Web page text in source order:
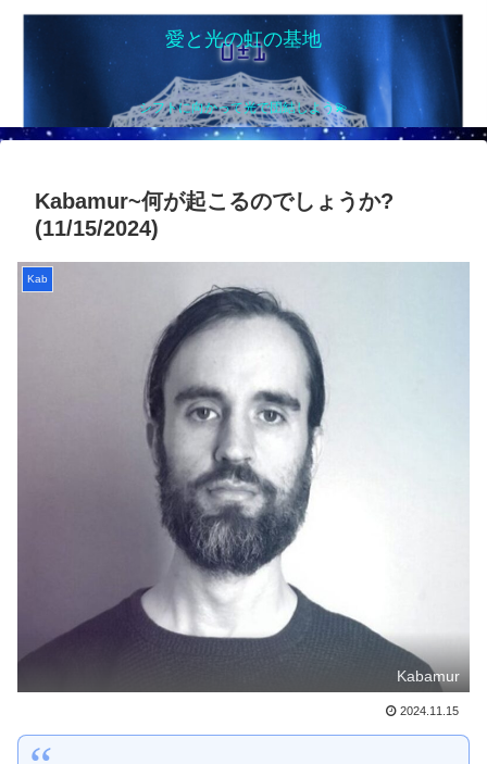
愛と光の虹の基地
シフトに向かって光で団結しよう💫
Kabamur~何が起こるのでしょうか?
(11/15/2024)
Kab
Kabamur
2024.11.15